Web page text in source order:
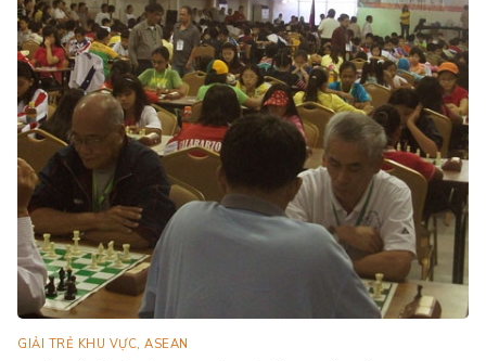
GIẢI TRẺ KHU VỰC, ASEAN